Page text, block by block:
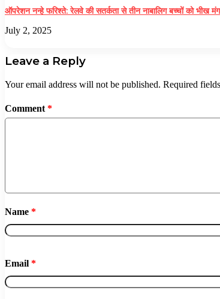
ऑपरेशन नन्हे फरिश्ते: रेलवे की सतर्कता से तीन नाबालिग बच्चों को भीख
July 2, 2025
Leave a Reply
Your email address will not be published. Required
Comment *
Name *
Email *